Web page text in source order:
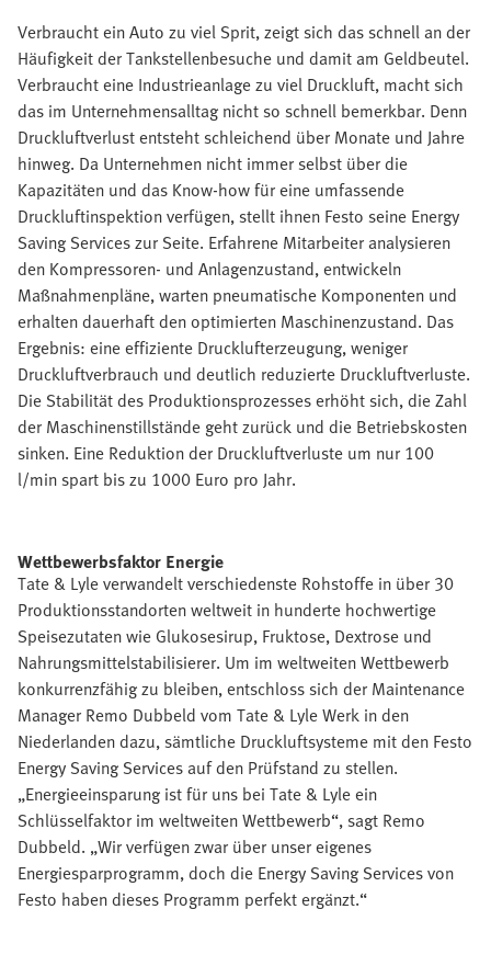
Verbraucht ein Auto zu viel Sprit, zeigt sich das schnell an der
Häufigkeit der Tankstellenbesuche und damit am Geldbeutel.
Verbraucht eine Industrieanlage zu viel Druckluft, macht sich
das im Unternehmensalltag nicht so schnell bemerkbar. Denn
Druckluftverlust entsteht schleichend über Monate und Jahre
hinweg. Da Unternehmen nicht immer selbst über die
Kapazitäten und das Know-how für eine umfassende
Druckluftinspektion verfügen, stellt ihnen Festo seine Energy
Saving Services zur Seite. Erfahrene Mitarbeiter analysieren
den Kompressoren- und Anlagenzustand, entwickeln
Maßnahmenpläne, warten pneumatische Komponenten und
erhalten dauerhaft den optimierten Maschinenzustand. Das
Ergebnis: eine effiziente Drucklufterzeugung, weniger
Druckluftverbrauch und deutlich reduzierte Druckluftverluste.
Die Stabilität des Produktionsprozesses erhöht sich, die Zahl
der Maschinenstillstände geht zurück und die Betriebskosten
sinken. Eine Reduktion der Druckluftverluste um nur 100
l/min spart bis zu 1000 Euro pro Jahr.
Wettbewerbsfaktor Energie
Tate & Lyle verwandelt verschiedenste Rohstoffe in über 30
Produktionsstandorten weltweit in hunderte hochwertige
Speisezutaten wie Glukosesirup, Fruktose, Dextrose und
Nahrungsmittelstabilisierer. Um im weltweiten Wettbewerb
konkurrenzfähig zu bleiben, entschloss sich der Maintenance
Manager Remo Dubbeld vom Tate & Lyle Werk in den
Niederlanden dazu, sämtliche Druckluftsysteme mit den Festo
Energy Saving Services auf den Prüfstand zu stellen.
„Energieeinsparung ist für uns bei Tate & Lyle ein
Schlüsselfaktor im weltweiten Wettbewerb“, sagt Remo
Dubbeld. „Wir verfügen zwar über unser eigenes
Energiesparprogramm, doch die Energy Saving Services von
Festo haben dieses Programm perfekt ergänzt.“